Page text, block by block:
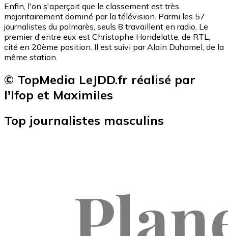
Enfin, l'on s'aperçoit que le classement est très
majoritairement dominé par la télévision. Parmi les 57
journalistes du palmarès, seuls 8 travaillent en radio. Le
premier d'entre eux est Christophe Hondelatte, de RTL,
cité en 20ème position. Il est suivi par Alain Duhamel, de la
même station.
© TopMedia LeJDD.fr réalisé par
l'Ifop et Maximiles
Top journalistes masculins